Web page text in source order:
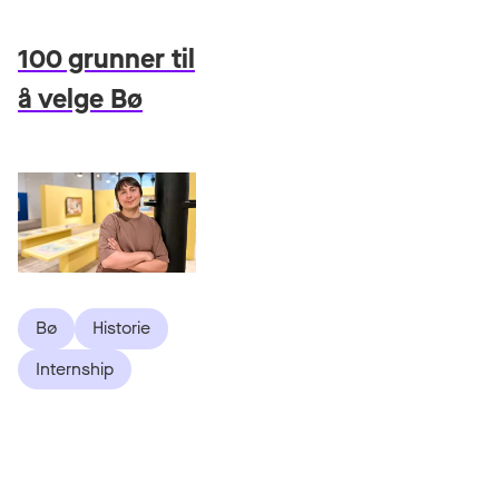
100 grunner til
å velge Bø
Bø
Historie
Internship